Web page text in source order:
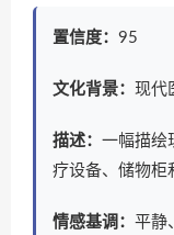
置信度： 95
文化背景： 现代
描述： 一幅描绘
疗设备、储物柜
情感基调： 平静